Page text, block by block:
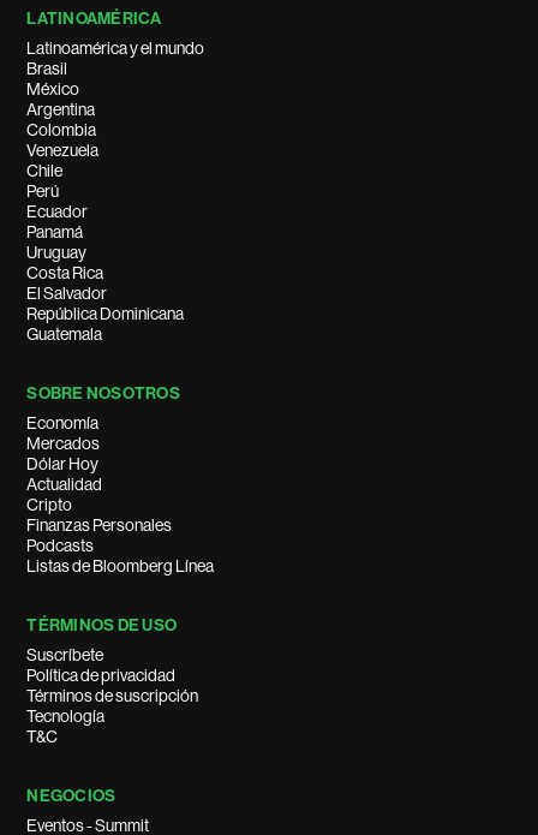
LATINOAMÉRICA
Latinoamérica y el mundo
Brasil
México
Argentina
Colombia
Venezuela
Chile
Perú
Ecuador
Panamá
Uruguay
Costa Rica
El Salvador
República Dominicana
Guatemala
SOBRE NOSOTROS
Economía
Mercados
Dólar Hoy
Actualidad
Cripto
Finanzas Personales
Podcasts
Listas de Bloomberg Línea
TÉRMINOS DE USO
Suscríbete
Política de privacidad
Términos de suscripción
Tecnología
T&C
NEGOCIOS
Eventos - Summit